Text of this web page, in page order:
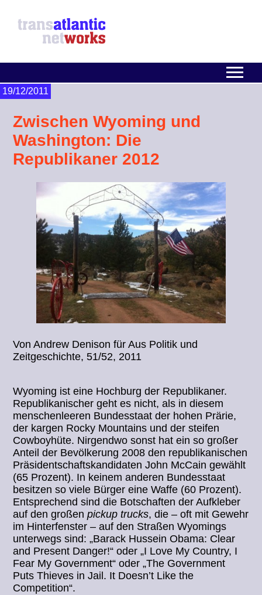
19/12/2011
Zwischen Wyoming und
Washington: Die
Republikaner 2012
Von Andrew Denison für Aus Politik und
Zeitgeschichte, 51/52, 2011
Wyoming ist eine Hochburg der Republikaner.
Republikanischer geht es nicht, als in diesem
menschenleeren Bundesstaat der hohen Prärie,
der kargen Rocky Mountains und der steifen
Cowboyhüte. Nirgendwo sonst hat ein so großer
Anteil der Bevölkerung 2008 den republikanischen
Präsidentschaftskandidaten John McCain gewählt
(65 Prozent). In keinem anderen Bundesstaat
besitzen so viele Bürger eine Waffe (60 Prozent).
Entsprechend sind die Botschaften der Aufkleber
auf den großenpickup trucks, die – oft mit Gewehr
im Hinterfenster – auf den Straßen Wyomings
unterwegs sind: „Barack Hussein Obama: Clear
and Present Danger!“ oder „I Love My Country, I
Fear My Government“ oder „The Government
Puts Thieves in Jail. It Doesn’t Like the
Competition“.